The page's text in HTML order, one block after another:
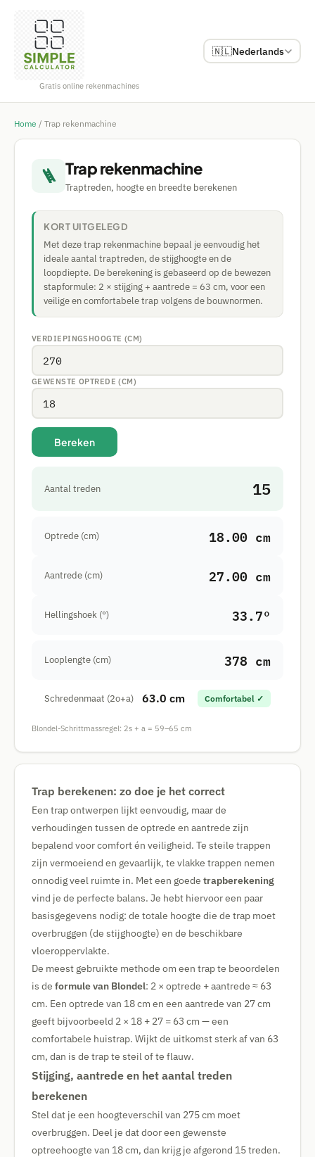
Gratis online rekenmachines
🇳🇱Nederlands
Home / Trap rekenmachine
🪜 Trap rekenmachine
Traptreden, hoogte en breedte berekenen
KORT UITGELEGD
Met deze trap rekenmachine bepaal je eenvoudig het
ideale aantal traptreden, de stijghoogte en de
loopdiepte. De berekening is gebaseerd op de bewezen
stapformule: 2 × stijging + aantrede = 63 cm, voor een
veilige en comfortabele trap volgens de bouwnormen.
VERDIEPINGSHOOGTE (CM)
GEWENSTE OPTREDE (CM)
Bereken
Aantal treden 15
Optrede (cm) 18.00 cm
Aantrede (cm) 27.00 cm
Hellingshoek (°) 33.7°
Looplengte (cm) 378 cm
Schredenmaat (2o+a) 63.0 cm Comfortabel ✓
Blondel-Schrittmassregel: 2s + a = 59–65 cm
Trap berekenen: zo doe je het correct
Een trap ontwerpen lijkt eenvoudig, maar de
verhoudingen tussen de optrede en aantrede zijn
bepalend voor comfort én veiligheid. Te steile trappen
zijn vermoeiend en gevaarlijk, te vlakke trappen nemen
onnodig veel ruimte in. Met een goede trapberekening
vind je de perfecte balans. Je hebt hiervoor een paar
basisgegevens nodig: de totale hoogte die de trap moet
overbruggen (de stijghoogte) en de beschikbare
vloeroppervlakte.
De meest gebruikte methode om een trap te beoordelen
is de formule van Blondel: 2 × optrede + aantrede ≈ 63
cm. Een optrede van 18 cm en een aantrede van 27 cm
geeft bijvoorbeeld 2 × 18 + 27 = 63 cm — een
comfortabele huistrap. Wijkt de uitkomst sterk af van 63
cm, dan is de trap te steil of te flauw.
Stijging, aantrede en het aantal treden
berekenen
Stel dat je een hoogteverschil van 275 cm moet
overbruggen. Deel je dat door een gewenste
optreehoogte van 18 cm, dan krijg je afgerond 15 treden.